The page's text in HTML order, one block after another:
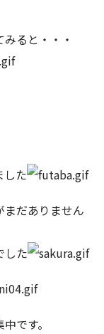
ると・・・
した
だありません
した
です。